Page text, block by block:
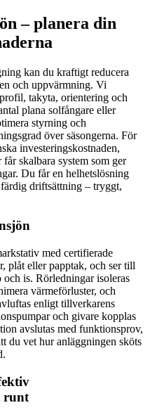
– planera din
kan du kraftigt reducera
och uppvärmning. Vi
takyta, orientering och
plana solfångare eller
styrning och
över säsongerna. För
investeringskostnaden,
skalbara system som ger
Du får en helhetslösning
driftsättning – tryggt,
med certifierade
plåt eller papptak, och ser till
is. Rörledningar isoleras
värmeförluster, och
enligt tillverkarens
och givare kopplas
avslutas med funktionsprov,
du vet hur anläggningen sköts
runt